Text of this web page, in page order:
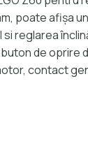
poate afișa
reglarea
de oprire
contact